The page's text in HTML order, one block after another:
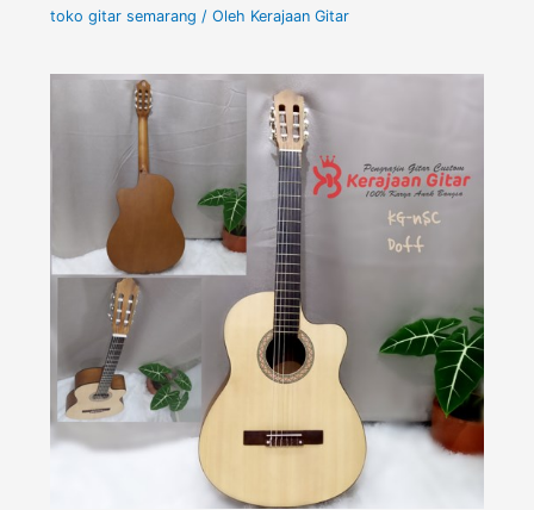
toko gitar semarang / Oleh Kerajaan Gitar